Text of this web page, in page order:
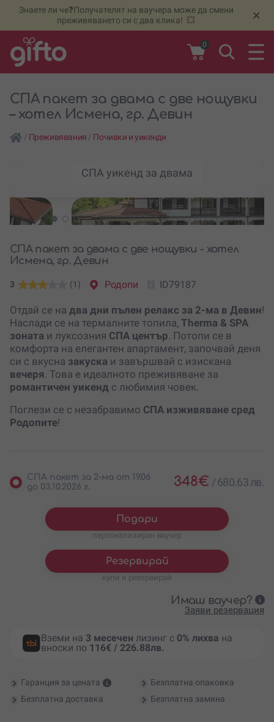
Знаете ли че❓Получателят на ваучера може да смени
преживяването си с два клика! 💥
×
0
СПА пакет за двама с две нощувки
– хотел Исмена, гр. Девин
/ Преживявания / Почивки и уикенди
СПА уикенд за двама
СПА пакет за двама с две нощувки - хотел
Исмена, гр. Девин
3 (1) Родопи ID79187
Отдай се на два дни пълен релакс за 2-ма в Девин!
Наслади се на термалните топила, Therma & SPA
зоната и луксозния СПА център. Потопи се в
комфорта на елегантен апартамент, започвай деня
си с вкусна закуска и завършвай с изискана
вечеря . Това е идеалното преживяване за
романтичен уикенд с любимия човек.
Поглези се с незабравимо СПА изживяване сред
Родопите!
СПА пакет за 2-ма от 19.06
до 03.10.2026 г.
348€ /680.63 лв.
Подари
персонализиран ваучер
Резервирай
купи и резервирай
Имаш ваучер?
Заяви резервация
Вземи на 3 месечен лизинг с 0% лихва на
вноски по 116€ / 226.88лв.
Гаранция за цената
Безплатна опаковка
Безплатна доставка
Безплатна замяна